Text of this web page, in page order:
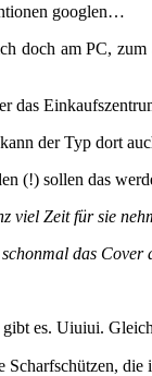
googlen…
doch am PC,
das
der Typ dort
(!) sollen das
viel Zeit für sie
schonmal das
es. Uiuiui.
Scharfschützen,